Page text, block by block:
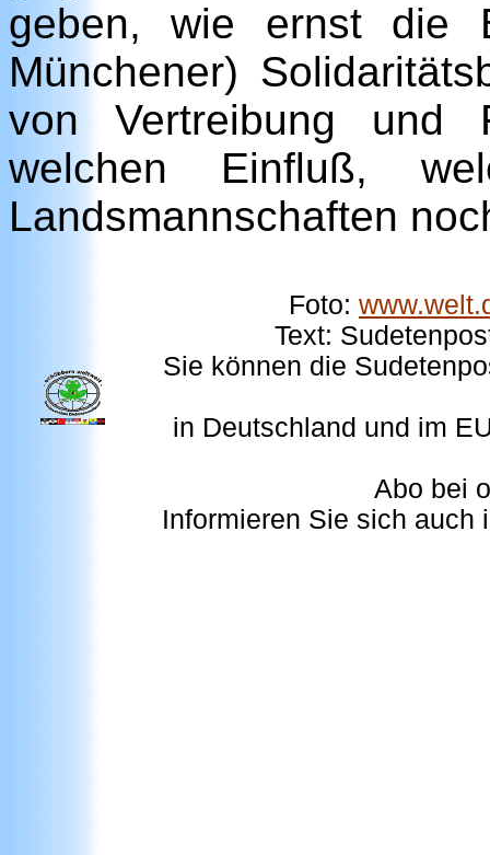
geben, wie ernst die
Münchener)
von Vertreibung
welchen Einfluß,
Landsmannschaften
Foto:
Text:
Sie können die
in Deutschland und im
Abo bei
Informieren Sie sich auch